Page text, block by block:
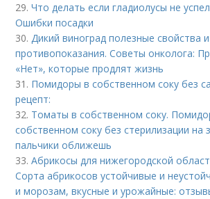
29.Что делать если гладиолусы не
Ошибки посадки
30.Дикий виноград полезные свойства и
противопоказания. Советы онколога:
«Нет», которые продлят жизнь
31. Помидоры в собственном соку без
рецепт:
32. Томаты в собственном соку.
собственном соку без стерилизации на
пальчики оближешь
33.Абрикосы для нижегородской
Сорта абрикосов устойчивые и
и морозам, вкусные и урожайные: